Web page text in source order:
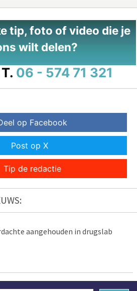
tip, foto of video die je
wilt delen?
T. 06 - 574 71 321
op Facebook
Post op X
Tip de redactie
aangehouden in drugslab